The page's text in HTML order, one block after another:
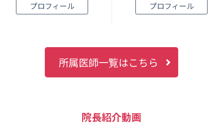
プロフィール プロフィール
所属医師一覧はこちら
院長紹介動画